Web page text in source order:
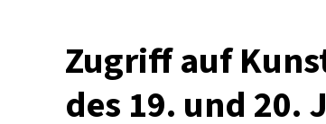
Zugriff auf
des 19. und 20.